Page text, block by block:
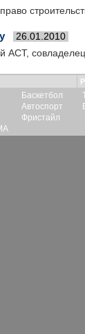
26.01.2010
АСТ, совладелец
Баскетбол
Автоспорт
Фристайл